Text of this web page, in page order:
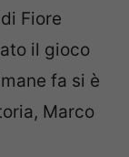
Fiore
il gioco
fa si è
Marco